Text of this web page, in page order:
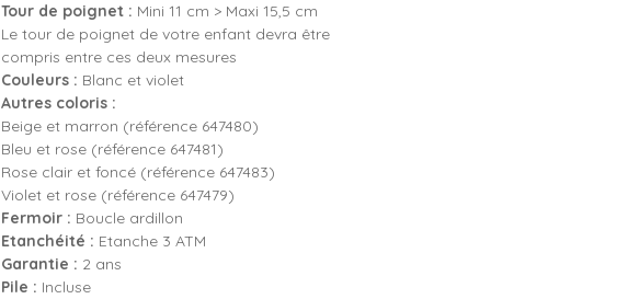
Tour de poignet : Mini 11 cm > Maxi 15,5 cm
Le tour de poignet de votre enfant devra être
compris entre ces deux mesures
Couleurs : Blanc et violet
Autres coloris :
Beige et marron (référence 647480)
Bleu et rose (référence 647481)
Rose clair et foncé (référence 647483)
Violet et rose (référence 647479)
Fermoir : Boucle ardillon
Etanchéité : Etanche 3 ATM
Garantie : 2 ans
Pile : Incluse